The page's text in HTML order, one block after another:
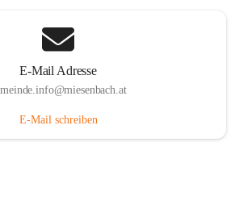
E-Mail Adresse
E-Mail schreiben